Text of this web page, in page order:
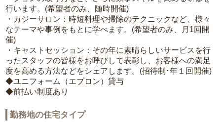
行います。(希望者のみ、随時開催)
・カジーサロン：時短料理や掃除のテクニックなど、様々
なテーマや事例をもとに学べます。(希望者のみ、月1回開
催)
・キャストセッション：その年に素晴らしいサービスを行
ったスタッフの皆様をお呼びして表彰し、お客様への満足
度を高める方法などをシェアします。(招待制･年１回開催)
◆ユニフォーム（エプロン）貸与
◆前払い制度あり
勤務地の住宅タイプ